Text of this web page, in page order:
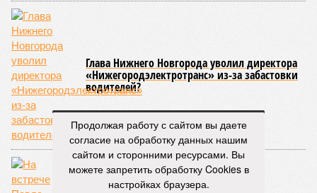
Глава Нижнего Новгорода уволил директора
«Нижегородэлектротранс» из-за забастовки
водителей?
Продолжая работу с сайтом вы даете
согласие на обработку данных нашим
сайтом и сторонними ресурсами. Вы
можете запретить обработку Cookies в
настройках браузера.